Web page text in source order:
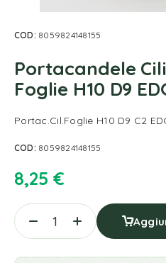
COD: 8059824148155
Portacandele
Foglie H10 D9
Portac.Cil.Foglie H10 D9 C2
COD: 8059824148155
8,25 €